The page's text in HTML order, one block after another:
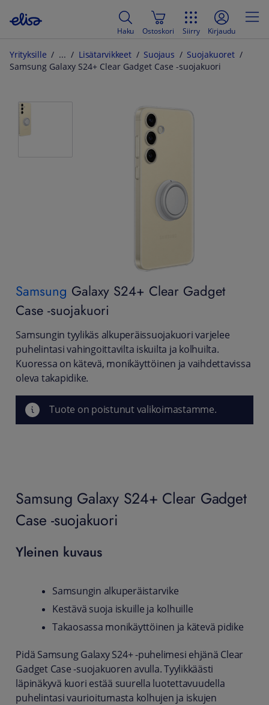
Haku Ostoskori Siirry Kirjaudu
Yrityksille Lisätarvikkeet Suojaus
Suojakuoret
Samsung Galaxy S24+ Clear Gadget Case -suojakuori
Samsung Galaxy S24+ Clear Gadget
Case -suojakuori
Samsungin tyylikäs alkuperäissuojakuori varjelee
puhelintasi vahingoittavilta iskuilta ja kolhuilta.
Kuoressa on kätevä, monikäyttöinen ja vaihdettavissa
oleva takapidike.
Tuote on poistunut valikoimastamme.
Samsung Galaxy S24+ Clear Gadget
Case -suojakuori
Yleinen kuvaus
Samsungin alkuperäistarvike
Kestävä suoja iskuille ja kolhuille
Takaosassa monikäyttöinen ja kätevä pidike
Pidä Samsung Galaxy S24+ -puhelimesi ehjänä Clear
Gadget Case -suojakuoren avulla. Tyylikkäästi
läpinäkyvä kuori estää suurella luotettavuudella
puhelintasi vaurioitumasta kolhujen ja iskujen